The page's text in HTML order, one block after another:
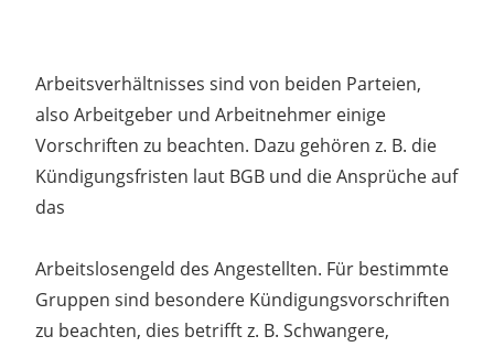
Arbeitsverhältnisses sind von beiden Parteien,
also Arbeitgeber und Arbeitnehmer einige
Vorschriften zu beachten. Dazu gehören z. B. die
Kündigungsfristen laut BGB und die Ansprüche auf
das
Arbeitslosengeld des Angestellten. Für bestimmte
Gruppen sind besondere Kündigungsvorschriften
zu beachten, dies betrifft z. B. Schwangere,